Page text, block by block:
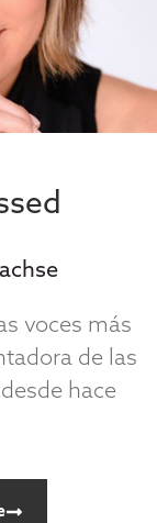
voces más
de las
hace